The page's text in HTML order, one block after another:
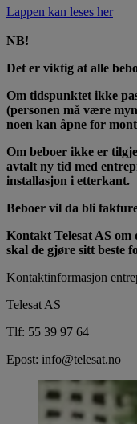
Lappen kan leses her
NB!
Det er viktig at alle
Om tidspunktet ikke
(personen må være
noen kan åpne for
Om beboer ikke er
avtalt ny tid med
installasjon i etterkant.
Beboer vil da bli
Kontakt Telesat AS om
skal de gjøre sitt beste
Kontaktinformasjon
Telesat AS
Tlf: 55 39 97 64
Epost: info@telesat.no